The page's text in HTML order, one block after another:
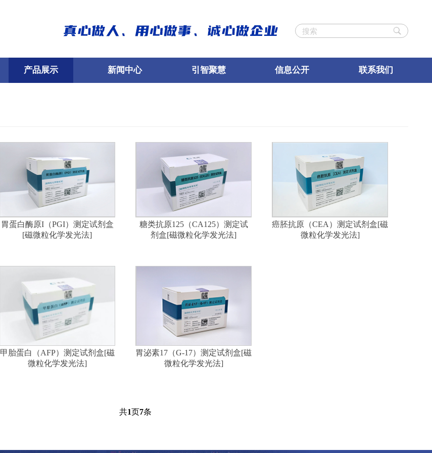
产品展示 新闻中心 引智聚慧 信息公开 联系我们
胃蛋白酶原I（PGI）测定试剂盒
[磁微粒化学发光法]
糖类抗原125（CA125）测定试
剂盒[磁微粒化学发光法]
癌胚抗原（CEA）测定试剂盒[磁
微粒化学发光法]
甲胎蛋白（AFP）测定试剂盒[磁
微粒化学发光法]
胃泌素17（G-17）测定试剂盒[磁
微粒化学发光法]
共1页7条